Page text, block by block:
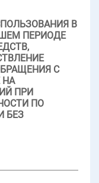
В
ПЕРИОДЕ
С
ПРИ
ПО
БЕЗ